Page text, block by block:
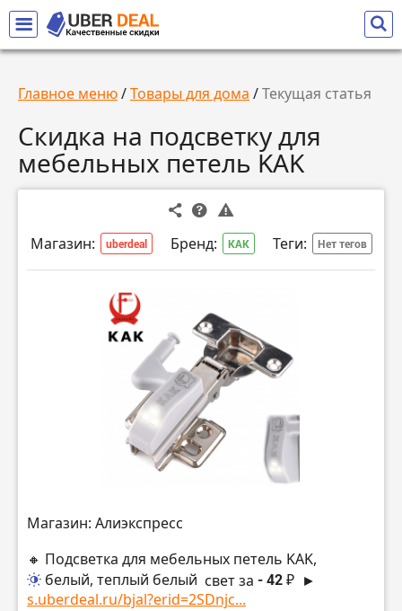
Главное меню/Товары для дома /Текущая статья
Скидка на подсветку для
мебельных петель KAK
Магазин: uberdeal Бренд: KAK Теги: Нет тегов
Магазин: Алиэкспресс
🔸 Подсветка для мебельных петель KAK,
белый, теплый белый свет за - 42 ₽ ►
s.uberdeal.ru/bjal?erid=2SDnjc...